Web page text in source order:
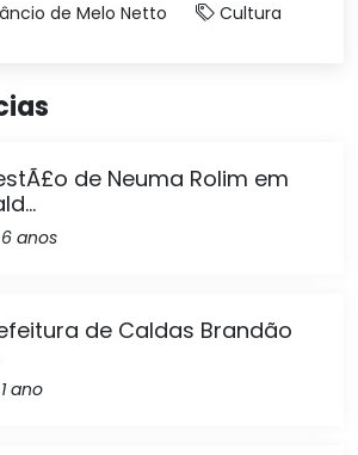
de Melo Netto Cultura
de Neuma Rolim em
anos
de Caldas Brandão
ano